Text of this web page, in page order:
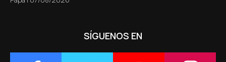
SÍGUENOS EN